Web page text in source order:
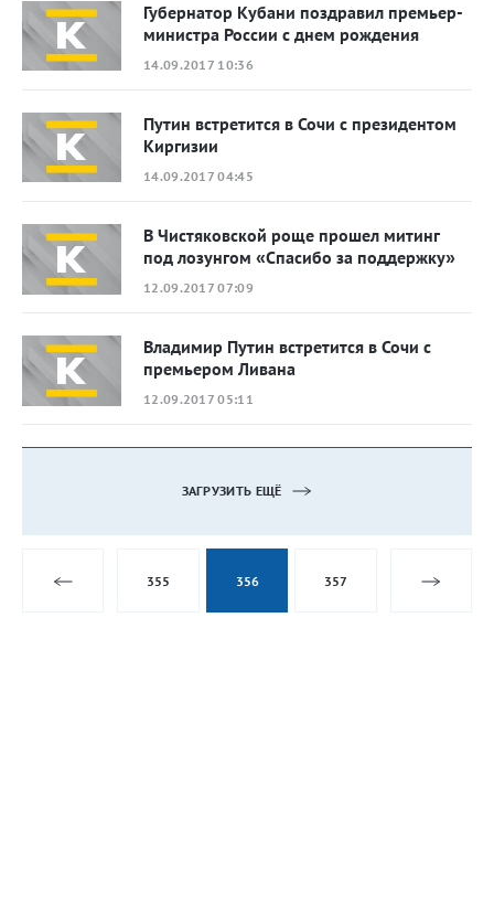
Губернатор Кубани поздравил премьер-
министра России с днем рождения
14.09.2017 10:36
Путин встретится в Сочи с президентом
Киргизии
14.09.2017 04:45
В Чистяковской роще прошел митинг
под лозунгом «Спасибо за поддержку»
12.09.2017 07:09
Владимир Путин встретится в Сочи с
премьером Ливана
12.09.2017 05:11
ЗАГРУЗИТЬ ЕЩЁ
355 356 357